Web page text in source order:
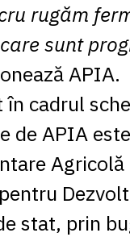
rugăm
sunt
APIA.
cadrul
de APIA
Agricolă
stat, prin